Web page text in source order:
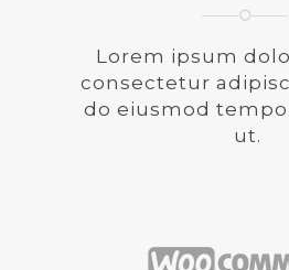
Lorem ipsum
consectetur
do eiusmod
ut.